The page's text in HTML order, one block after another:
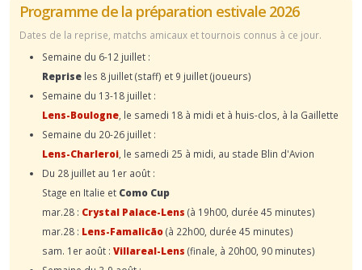
Programme de la préparation estivale 2026
Dates de la reprise, matchs amicaux et tournois connus à ce jour.
Semaine du 6-12 juillet :
Reprise les 8 juillet (staff) et 9 juillet (joueurs)
Semaine du 13-18 juillet :
Lens-Boulogne , le samedi 18 à midi et à huis-clos, à la Gaillette
Semaine du 20-26 juillet :
Lens-Charleroi , le samedi 25 à midi, au stade Blin d'Avion
Du 28 juillet au 1er août :
Stage en Italie et Como Cup
mar.28 : Crystal Palace-Lens (à 19h00, durée 45 minutes)
mar.28 : Lens-Famalicão(à 22h00, durée 45 minutes)
sam. 1er août : Villareal-Lens (finale, à 20h00, 90 minutes)